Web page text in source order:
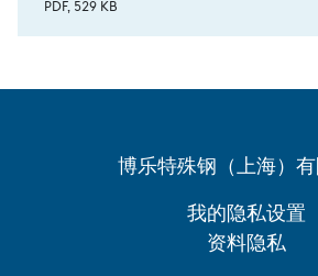
PDF, 529 KB
博乐特殊钢（上海）
我的隐私设置
资料隐私